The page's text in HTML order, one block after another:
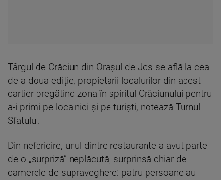
Târgul de Crăciun din Orașul de Jos se află la cea
de a doua ediție, propietarii localurilor din acest
cartier pregătind zona în spiritul Crăciunului pentru
a-i primi pe localnici și pe turiști, notează Turnul
Sfatului.
Din nefericire, unul dintre restaurante a avut parte
de o „surpriză” neplăcută, surprinsă chiar de
camerele de supraveghere: patru persoane au